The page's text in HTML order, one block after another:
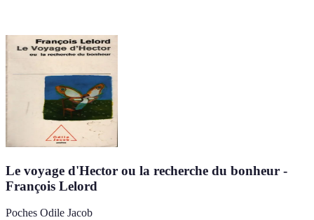
Le voyage d'Hector ou la recherche du bonheur -
François Lelord
Poches Odile Jacob